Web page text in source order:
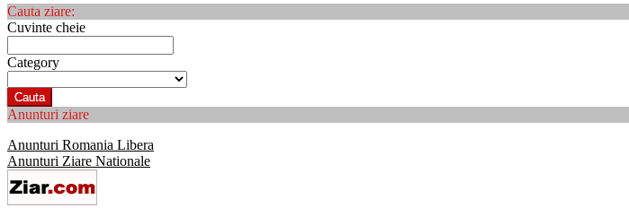
Cauta ziare:
Cuvinte cheie
Category
Cauta
Anunturi ziare
Anunturi Romania Libera
Anunturi Ziare Nationale